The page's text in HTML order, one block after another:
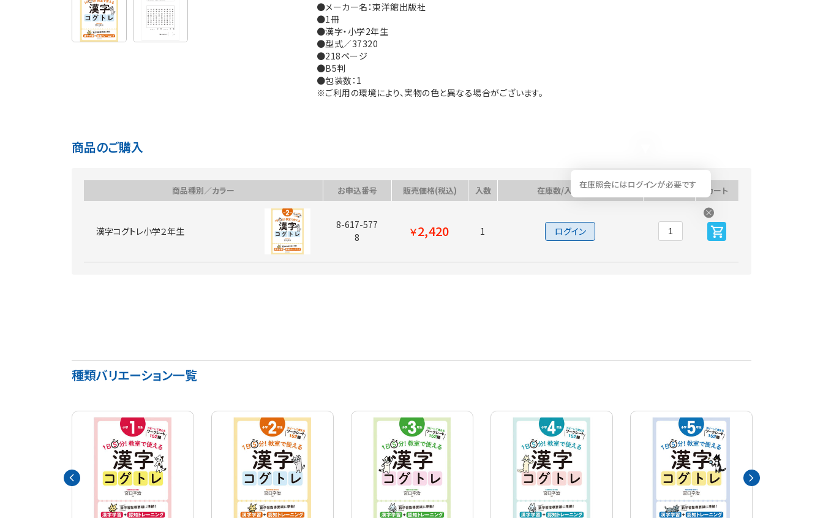
●メーカー名：東洋館出版社
●1冊
●漢字・小学2年生
●型式／37320
●218ページ
●B5判
●包装数：1
※ご利用の環境により、実物の色と異なる場合がございます。
商品のご購入
商品種別／カラー お申込番号 販売価格(税込) 入数 在庫数/入荷予定日
在庫照会にはログインが必要です
数量 カート
漢字コグトレ小学２年生
8-617-577
8
￥2,420 1 ログイン
種類バリエーション一覧